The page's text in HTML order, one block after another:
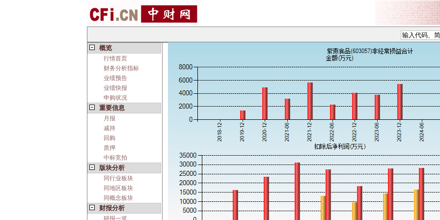
概览
行情首页
财务分析指标
业绩预告
业绩快报
申购状况
重要信息
月报
减持
回购
质押
中标竞拍
版块分析
同行业板块
同地区板块
同概念板块
财报分析
研报一览